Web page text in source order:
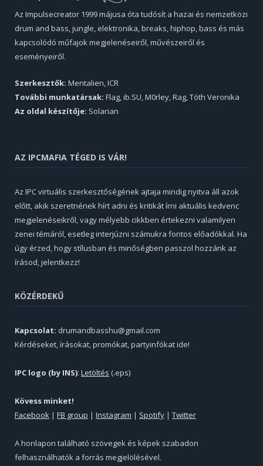
Az Impulsecreator 1999 májusa óta tudósít a hazai és nemzetközi
drum and bass, jungle, elektronika, breaks, hiphop, bass és más
kapcsolódó műfajok megjelenéseiről, művészeiről és
eseményeiről.
Szerkesztők: Mentalien, ICR
További munkatársak: Flag, ib.SU, M0rley, Rag, Tóth Veronika
Az oldal készítője: Solarian
AZ IPCMAFIA TÉGED IS VÁR!
Az IPC virtuális szerkesztőségének ajtaja mindig nyitva áll azok
előtt, akik szeretnének hírt adni és kritikát írni aktuális kedvenc
megjelenéseikről, vagy mélyebb cikkben értekezni valamilyen
zenei témáról, esetleg interjúzni számukra fontos előadókkal. Ha
úgy érzed, hogy stílusban és minőségben passzol hozzánk az
írásod, jelentkezz!
KÖZÉRDEKŰ
Kapcsolat: drumandbasshu@gmail.com
Kérdéseket, írásokat, promókat, partyinfókat ide!
IPC logo (by INS): Letöltés (.eps)
Kövess minket!
Facebook | FB group | Instagram | Spotify | Twitter
A honlapon található szövegek és képek szabadon
felhasználhatók a forrás megjelölésével.